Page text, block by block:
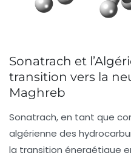
Sonatrach et
transition vers la
Maghreb
Sonatrach, en tant que
algérienne des
la transition énergétique